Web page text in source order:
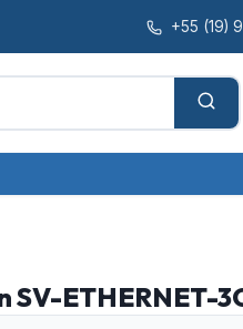
+55 (19)
SV-ETHERNET-